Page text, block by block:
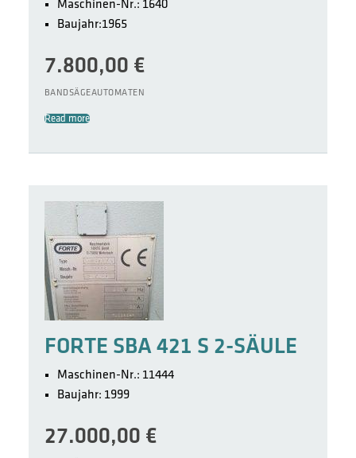
Maschinen-Nr.: 1640
Baujahr:1965
7.800,00 €
BANDSÄGEAUTOMATEN
Read more
FORTE SBA 421 S 2-SÄULE
Maschinen-Nr.: 11444
Baujahr: 1999
27.000,00 €